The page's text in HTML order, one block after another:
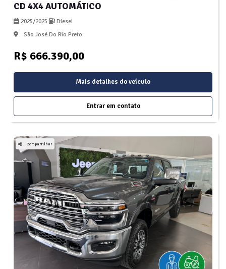
CD 4X4 AUTOMÁTICO
2025/2025
Diesel
São José Do Rio Preto
R$ 666.390,00
Mais detalhes do veículo
Entrar em contato
Compartilhar